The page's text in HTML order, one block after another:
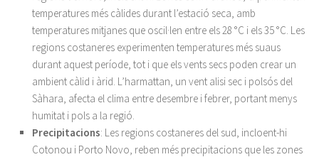
temperatures més càlides durant l’estació seca, amb
temperatures mitjanes que oscil·len entre els 28 °C i els 35 °C. Les
regions costaneres experimenten temperatures més suaus
durant aquest període, tot i que els vents secs poden crear un
ambient càlid i àrid. L’harmattan, un vent alisi sec i polsós del
Sàhara, afecta el clima entre desembre i febrer, portant menys
humitat i pols a la regió.
Precipitacions: Les regions costaneres del sud, incloent-hi
Cotonou i Porto Novo, reben més precipitacions que les zones